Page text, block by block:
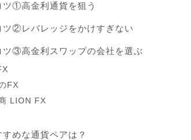
ツ①高金利通貨を狙う
ツ②レバレッジをかけすぎない
ツ③高金利スワップの会社を選ぶ
FX
LION FX
めな通貨ペアは？